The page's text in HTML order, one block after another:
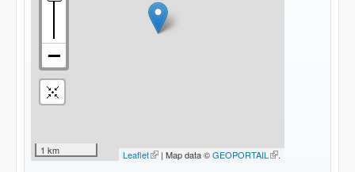
1 km Leaflet(le lien est externe)
| Map data ©GEOPORTAIL (le lien
.